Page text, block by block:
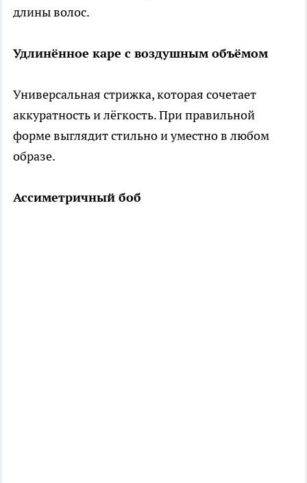
длины волос.
Удлинённое каре с воздушным объёмом
Универсальная стрижка, которая сочетает
аккуратность и лёгкость. При правильной
форме выглядит стильно и уместно в любом
образе.
Ассиметричный боб